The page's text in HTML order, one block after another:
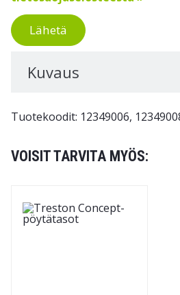
Lähetä
Kuvaus
Tuotekoodit: 12349006,
VOISIT TARVITA MYÖS: